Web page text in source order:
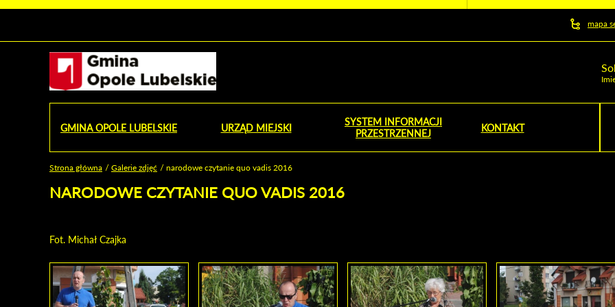
do
strony
do
menu
wyszukiwarki
ścieżki
nawigacyjnej
kategorii
aktualności
do
kalendarza
wydarzeń
do
galerii
do
stopki
mapa
GMINA OPOLE LUBELSKIE URZĄD MIEJSKI
SYSTEM INFORMACJI
PRZESTRZENNEJ
ODNOŚNIK OTWORZY SIĘ W NOWYM OKNIEKONTAKT
Strona główna Galerie zdjęć narodowe czytanie quo vadis 2016
NARODOWE CZYTANIE QUO VADIS 2016
Fot. Michał Czajka